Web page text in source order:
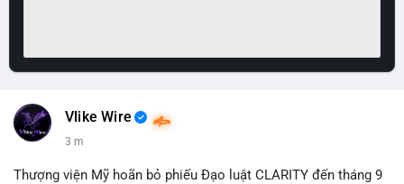
Vlike Wire
3 m
Thượng viện Mỹ hoãn bỏ phiếu Đạo luật CLARITY đến tháng 9